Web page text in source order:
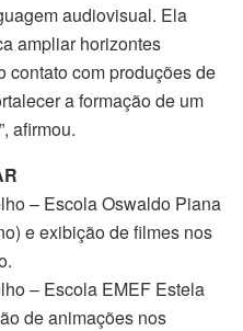
audiovisual. Ela
ampliar horizontes
contato com produções de
a formação de um
afirmou.
– Escola Oswaldo Piana
e exibição de filmes nos
– Escola EMEF Estela
de animações nos